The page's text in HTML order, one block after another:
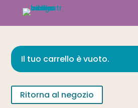
Il tuo carrello è vuoto.
Ritorna al negozio